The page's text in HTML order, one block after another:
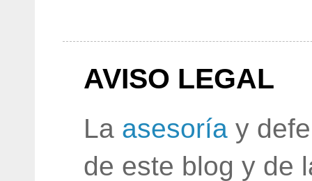
AVISO LEGAL
La asesoría y
de este blog y de